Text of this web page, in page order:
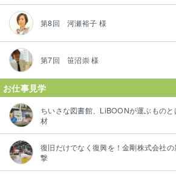
第8回 河瀬裕子 様
第7回 笹沼崇 様
お仕事見学
ちいさな図書館、LiBOONが運ぶもの
材
復旧だけでなく復興を！金剛株式会社
撃